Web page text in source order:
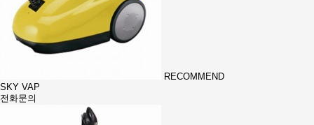
RECOMMEND
SKY VAP
전화문의